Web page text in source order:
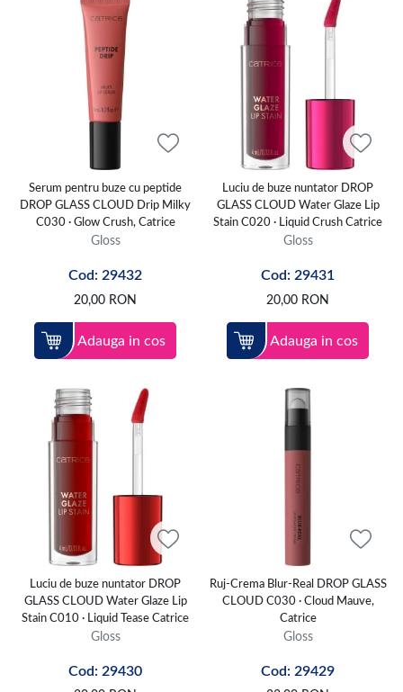
Serum pentru buze cu peptide
DROP GLASS CLOUD Drip Milky
C030 · Glow Crush, Catrice
Gloss
Cod: 29432
20,00 RON
Adauga in cos
Luciu de buze nuntator DROP
GLASS CLOUD Water Glaze Lip
Stain C020 · Liquid Crush Catrice
Gloss
Cod: 29431
20,00 RON
Adauga in cos
Luciu de buze nuntator DROP
GLASS CLOUD Water Glaze Lip
Stain C010 · Liquid Tease Catrice
Gloss
Cod: 29430
Ruj-Crema Blur-Real DROP GLASS
CLOUD C030 · Cloud Mauve,
Catrice
Gloss
Cod: 29429